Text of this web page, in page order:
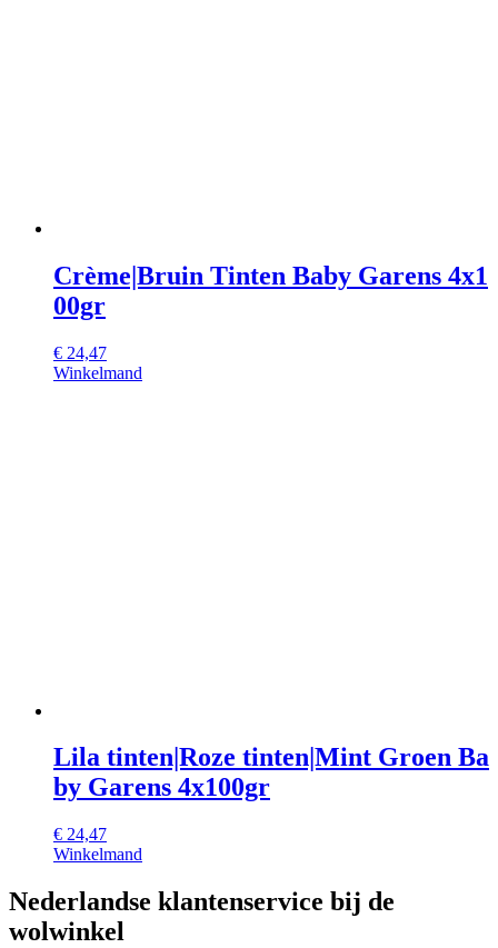
Crème|Bruin Tinten Baby Garens 4x1
00gr
€ 24,47
Winkelmand
Lila tinten|Roze tinten|Mint Groen Ba
by Garens 4x100gr
€ 24,47
Winkelmand
Nederlandse klantenservice bij de
wolwinkel